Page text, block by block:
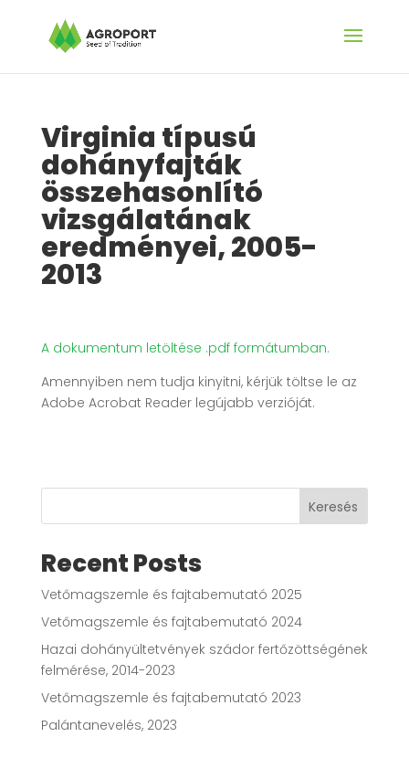
Virginia típusú
dohányfajták
összehasonlító
vizsgálatának
eredményei, 2005-
2013
A dokumentum letöltése .pdf formátumban.
Amennyiben nem tudja kinyitni, kérjük töltse le az
Adobe Acrobat Reader legújabb verzióját.
Keresés
Recent Posts
Vetőmagszemle és fajtabemutató 2025
Vetőmagszemle és fajtabemutató 2024
Hazai dohányültetvények szádor fertőzöttségének
felmérése, 2014-2023
Vetőmagszemle és fajtabemutató 2023
Palántanevelés, 2023